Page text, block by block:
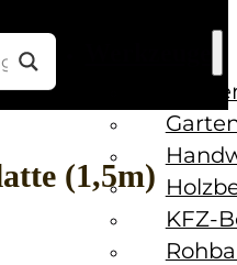
KFZ-
(1,5m)